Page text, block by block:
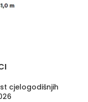
cjelogodišnjih